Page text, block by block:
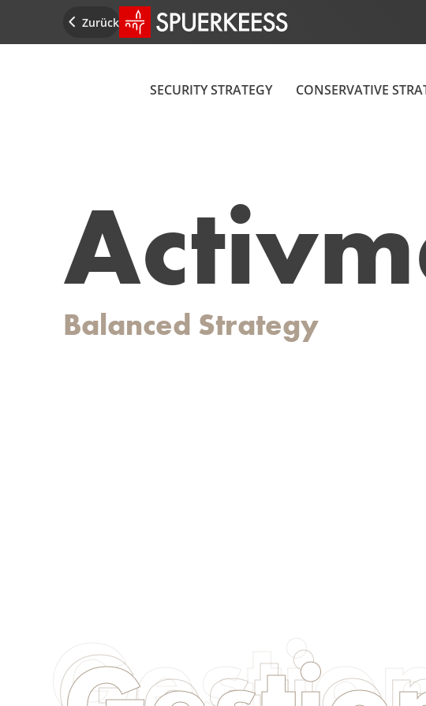
Zurück Startseite SPUERKEESS
SECURITY STRATEGY CONSERVATIVE
Balanced Strategy